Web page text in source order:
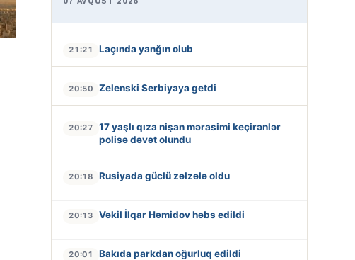
21:21 Laçında yanğın olub
20:50 Zelenski Serbiyaya getdi
20:27
17 yaşlı qıza nişan mərasimi keçirənlər
polisə dəvət olundu
20:18 Rusiyada güclü zəlzələ oldu
20:13 Vəkil İlqar Həmidov həbs edildi
20:01 Bakıda parkdan oğurluq edildi